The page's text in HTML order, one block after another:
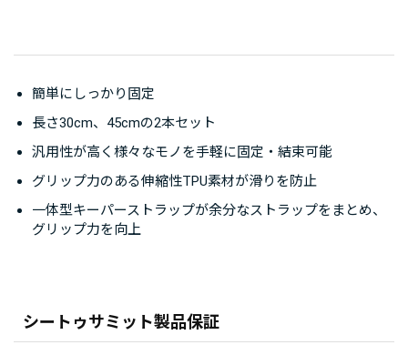
シートゥサミット製品保証
簡単にしっかり固定
長さ30cm、45cmの2本セット
汎用性が高く様々なモノを手軽に固定・結束可能
グリップ力のある伸縮性TPU素材が滑りを防止
一体型キーパーストラップが余分なストラップをまとめ、
グリップ力を向上